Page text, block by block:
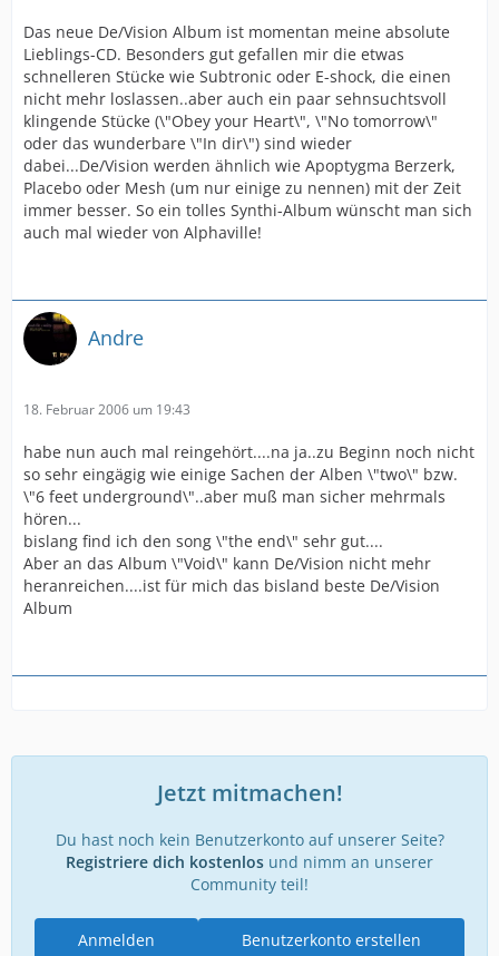
Das neue De/Vision Album ist momentan meine absolute
Lieblings-CD. Besonders gut gefallen mir die etwas
schnelleren Stücke wie Subtronic oder E-shock, die einen
nicht mehr loslassen..aber auch ein paar sehnsuchtsvoll
klingende Stücke (\"Obey your Heart\", \"No tomorrow\"
oder das wunderbare \"In dir\") sind wieder
dabei...De/Vision werden ähnlich wie Apoptygma Berzerk,
Placebo oder Mesh (um nur einige zu nennen) mit der Zeit
immer besser. So ein tolles Synthi-Album wünscht man sich
auch mal wieder von Alphaville!
Andre
18. Februar 2006 um 19:43
habe nun auch mal reingehört....na ja..zu Beginn noch nicht
so sehr eingägig wie einige Sachen der Alben \"two\" bzw.
\"6 feet underground\"..aber muß man sicher mehrmals
hören...
bislang find ich den song \"the end\" sehr gut....
Aber an das Album \"Void\" kann De/Vision nicht mehr
heranreichen....ist für mich das bisland beste De/Vision
Album
Jetzt mitmachen!
Du hast noch kein Benutzerkonto auf unserer Seite?
Registriere dich kostenlos und nimm an unserer
Community teil!
Benutzerkonto erstellen
Anmelden